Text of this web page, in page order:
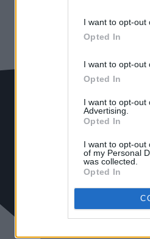
I want to opt-out
Opted In
I want to opt-out
Opted In
I want to opt-out
Advertising.
Opted In
I want to opt-out
of my Personal
was collected.
Opted In